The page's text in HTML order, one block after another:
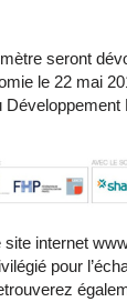
seront
le 22 mai
Développement
site internet
pour